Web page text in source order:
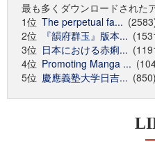
最も多くダウンロードされた
1位 The perpetual fa...
2位
『韻府群玉』版本...
3位 日本における赤痢...
4位 Promoting Manga ...
5位 慶應義塾大学日吉... (850)